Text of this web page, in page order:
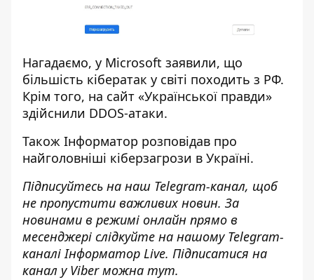
Нагадаємо, у Microsoft заявили, що
більшість кібератак у світі походить з РФ.
Крім того, на сайт «Української правди»
здійснили DDOS-атаки.
Також Інформатор розповідав про
найголовніші кіберзагрози в Україні.
Підписуйтесь на наш Telegram-канал, щоб
не пропустити важливих новин. За
новинами в режимі онлайн прямо в
месенджері слідкуйте на нашому Telegram-
каналіІнформатор Live. Підписатися на
канал у Viber можна тут.